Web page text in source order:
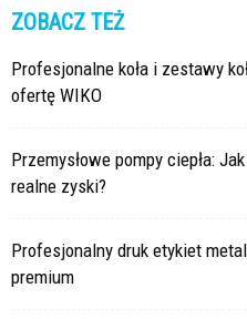
ZOBACZ TEŻ
Profesjonalne koła i zestawy
ofertę WIKO
Przemysłowe pompy ciepła:
realne zyski?
Profesjonalny druk etykiet
premium